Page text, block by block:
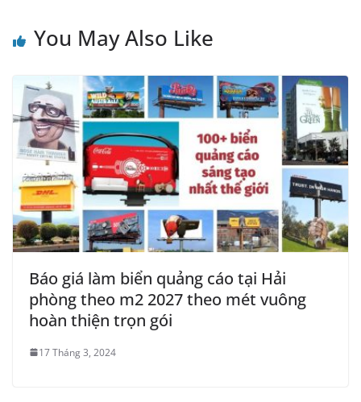
You May Also Like
Báo giá làm biển quảng cáo tại Hải
phòng theo m2 2027 theo mét vuông
hoàn thiện trọn gói
17 Tháng 3, 2024